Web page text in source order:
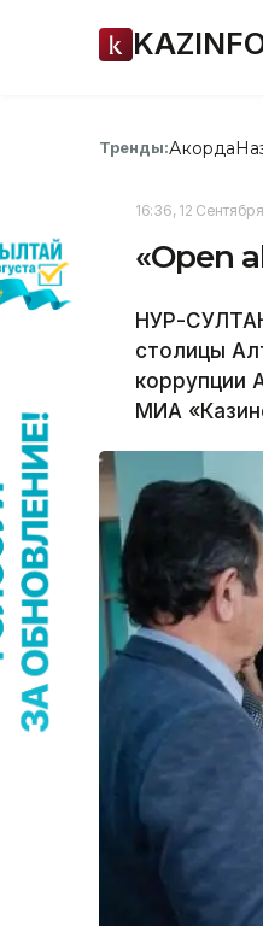
Тренды:Акорда
16:36, 12
«Open
НУР-
столицы
коррупции
МИА